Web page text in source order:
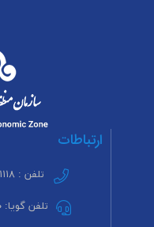
ارتباطات
تلفن : ۵۲۱۱۱۱۱۸-۰۶۱
تلفن گویا: ۵۲۱۱۳۰۰۰-۰۶۱